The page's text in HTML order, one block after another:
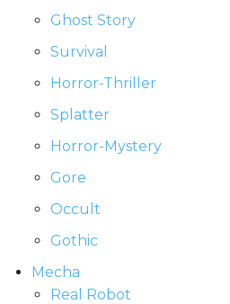
Ghost Story
Survival
Horror-Thriller
Splatter
Horror-Mystery
Gore
Occult
Gothic
Mecha
Real Robot